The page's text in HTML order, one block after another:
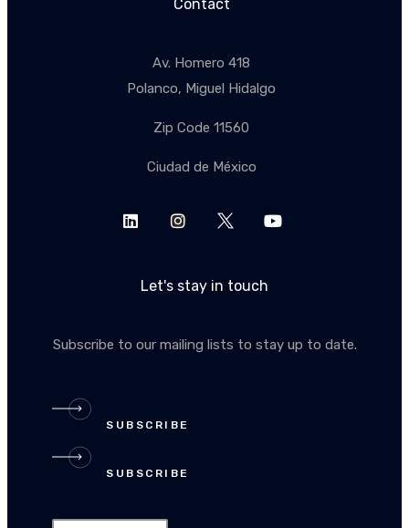
Contact
Av. Homero 418
Polanco, Miguel Hidalgo
Zip Code 11560
Ciudad de México
Let's stay in touch
Subscribe to our mailing lists to stay up to date.
SUBSCRIBE
SUBSCRIBE